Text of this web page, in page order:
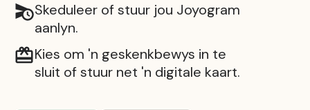
Skeduleer of stuur jou Joyogram
aanlyn.
Kies om 'n geskenkbewys in te
sluit of stuur net 'n digitale kaart.